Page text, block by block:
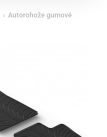
› Autorohože gumové